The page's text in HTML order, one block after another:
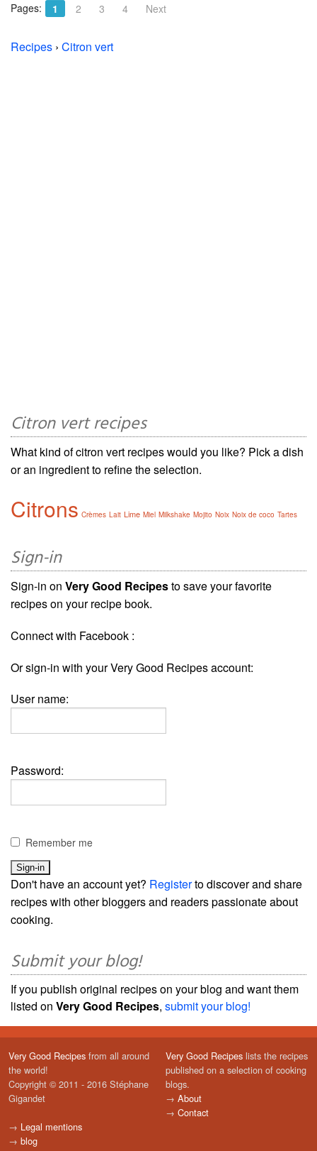
Pages: 1 2 3 4 Next
Recipes › Citron vert
Citron vert recipes
What kind of citron vert recipes would you like? Pick a dish
or an ingredient to refine the selection.
Citrons Crèmes Lait Lime Miel Milkshake Mojito Noix Noix de coco Tartes
Sign-in
Sign-in on Very Good Recipesto save your favorite
recipes on your recipe book.
Connect with Facebook :
Or sign-in with your Very Good Recipes account:
User name:
Password:
Remember me
Don't have an account yet? Registerto discover and share
recipes with other bloggers and readers passionate about
cooking.
Submit your blog!
If you publish original recipes on your blog and want them
listed on Very Good Recipes, submit your blog!
Very Good Recipes from all around
the world!
Copyright © 2011 - 2016 Stéphane
Gigandet
→ Legal mentions
→ blog
Very Good Recipes lists the recipes
published on a selection of cooking
blogs.
→ About
→ Contact